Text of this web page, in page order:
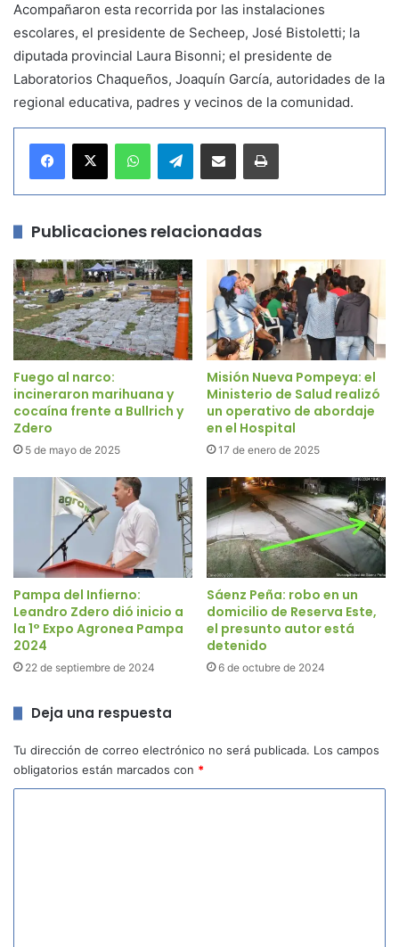
Acompañaron esta recorrida por las instalaciones
escolares, el presidente de Secheep, José Bistoletti; la
diputada provincial Laura Bisonni; el presidente de
Laboratorios Chaqueños, Joaquín García, autoridades de la
regional educativa, padres y vecinos de la comunidad.
Telegram
Publicaciones relacionadas
Fuego al narco:
incineraron marihuana y
cocaína frente a Bullrich y
Zdero
5 de mayo de 2025
Misión Nueva Pompeya: el
Ministerio de Salud realizó
un operativo de abordaje
en el Hospital
17 de enero de 2025
Pampa del Infierno:
Leandro Zdero dió inicio a
la 1° Expo Agronea Pampa
2024
22 de septiembre de 2024
Sáenz Peña: robo en un
domicilio de Reserva Este,
el presunto autor está
detenido
6 de octubre de 2024
Deja una respuesta
Tu dirección de correo electrónico no será publicada. Los campos
obligatorios están marcados con *